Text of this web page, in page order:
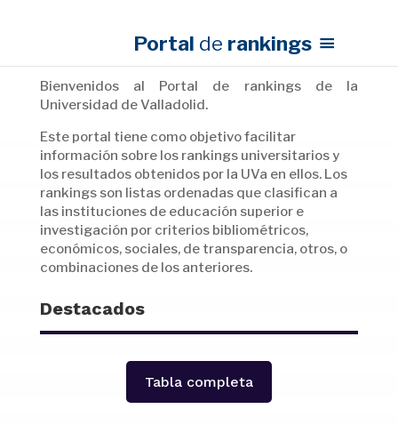
Portal de rankings
Bienvenidos al Portal de rankings de la
Universidad de Valladolid.
Este portal tiene como objetivo facilitar
información sobre los rankings universitarios y
los resultados obtenidos por la UVa en ellos. Los
rankings son listas ordenadas que clasifican a
las instituciones de educación superior e
investigación por criterios bibliométricos,
económicos, sociales, de transparencia, otros, o
combinaciones de los anteriores.
Destacados
Tabla completa